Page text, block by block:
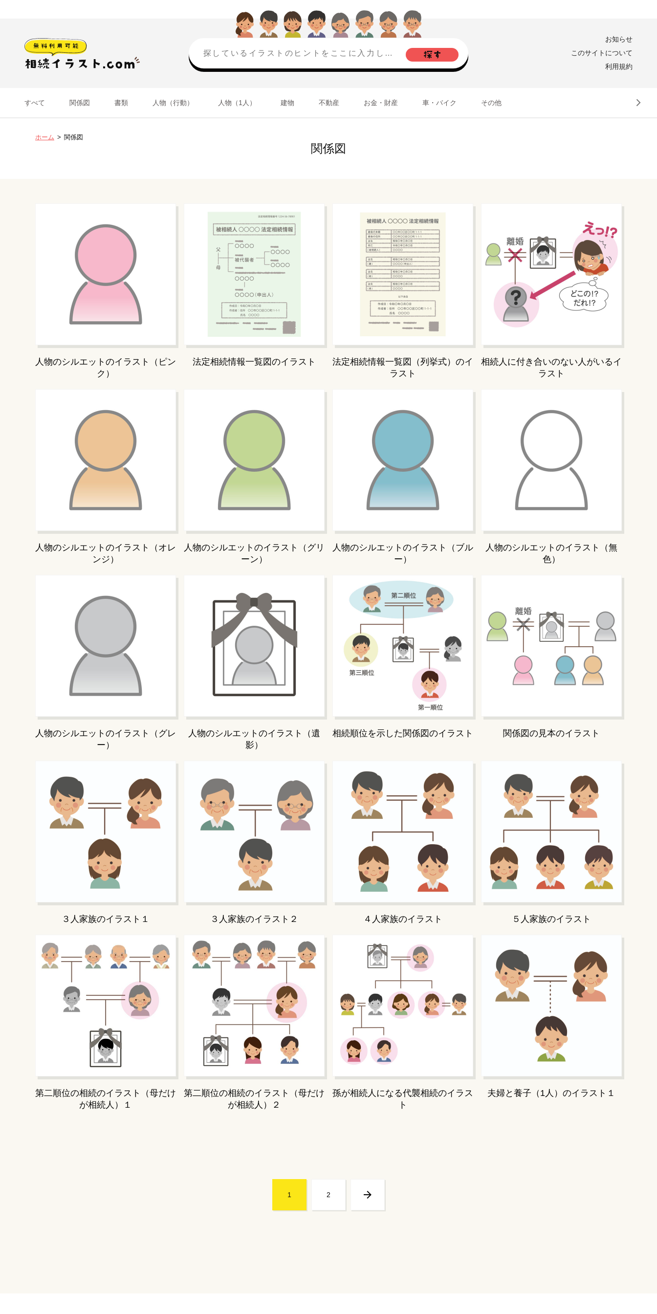
お知らせ
このサイトについて
利用規約
すべて 関係図 書類 人物（行動） 人物（1人） 建物 不動産 お金・財産 車・バイク その他
関係図
ホーム 関係図
人物のシルエットのイラスト（ピン
ク）
法定相続情報一覧図のイラスト
法定相続情報一覧図（列挙式）のイ
ラスト
相続人に付き合いのない人がいるイ
ラスト
人物のシルエットのイラスト（オレ
ンジ）
人物のシルエットのイラスト（グリ
ーン）
人物のシルエットのイラスト（ブル
ー）
人物のシルエットのイラスト（無
色）
人物のシルエットのイラスト（グレ
ー）
人物のシルエットのイラスト（遺
影）
相続順位を示した関係図のイラスト 関係図の見本のイラスト
３人家族のイラスト１ ３人家族のイラスト２ ４人家族のイラスト ５人家族のイラスト
第二順位の相続のイラスト（母だけ
が相続人）１
第二順位の相続のイラスト（母だけ
が相続人）２
孫が相続人になる代襲相続のイラス
ト
夫婦と養子（1人）のイラスト１
1 2